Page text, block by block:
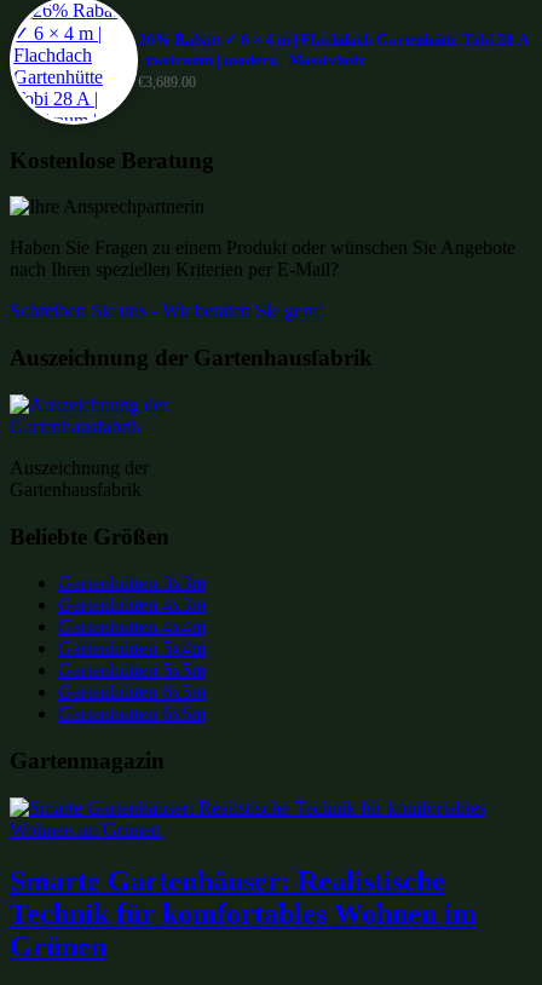
26% Rabatt ✓ 6 × 4 m | Flachdach Gartenhütte Tobi 28 A
| zweiraum | modern | Massivholz
€3,689.00
Kostenlose Beratung
Haben Sie Fragen zu einem Produkt oder wünschen Sie Angebote
nach Ihren speziellen Kriterien per E-Mail?
Schreiben Sie uns - Wir beraten Sie gern!
Auszeichnung der Gartenhausfabrik
Auszeichnung der
Gartenhausfabrik
Beliebte Größen
Gartenhütten 3x3m
Gartenhütten 4x3m
Gartenhütten 4x4m
Gartenhütten 5x4m
Gartenhütten 5x5m
Gartenhütten 6x5m
Gartenhütten 6x6m
Gartenmagazin
Smarte Gartenhäuser: Realistische
Technik für komfortables Wohnen im
Grünen